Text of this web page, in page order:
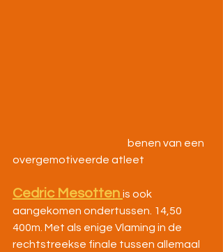
overgemotiveerde atleet
Cedric Mesotten is ook
aangekomen ondertussen. 14,50
400m. Met als enige Vlaming in de
rechtstreekse finale tussen allemaal